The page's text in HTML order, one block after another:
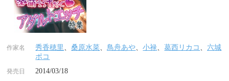
作家名 秀香穂里 、桑原水菜、鳥舟あや、小禄、葛西リカコ 、六城
ポコ
発売日 2014/03/18